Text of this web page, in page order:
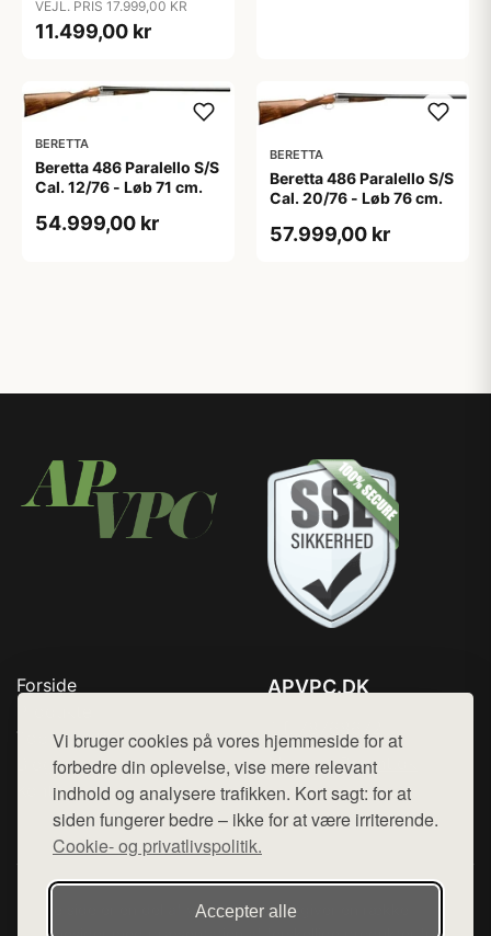
Vi bruger cookies på vores hjemmeside for at
forbedre din oplevelse, vise mere relevant
indhold og analysere trafikken. Kort sagt: for at
siden fungerer bedre – ikke for at være irriterende.
Cookie- og privatlivspolitik.
Accepter alle
VEJL. PRIS 17.999,00 KR
11.499,00 kr
BERETTA
Beretta 486 Paralello S/S
Cal. 12/76 - Løb 71 cm.
54.999,00 kr
BERETTA
Beretta 486 Paralello S/S
Cal. 20/76 - Løb 76 cm.
57.999,00 kr
Forside
Top Rabatter
Blog
Kontakt
APVPC.DK
Mail: hej@want.dk
Cookie- og privatlivspolitik
Denne side er en del af want.dk, der udgiver en række